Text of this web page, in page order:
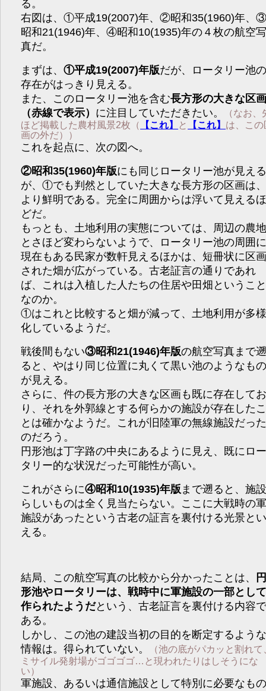
る。
右図は、①平成19(2007)年、②昭和35(1960)年、
昭和21(1946)年、④昭和10(1935)年の４枚の航空
真だ。
まずは、①平成19(2007)年版だが、ロータリー池
存在がはっきり見える。
また、このロータリー池を含む長方形の大きな区
（赤線で表示） に注目していただきたい。
（なお、
ほど掲載した農村風景2枚（
【これ】 と 【これ】 は、この
画の外だ））
これを起点に、次の図へ。
②昭和35(1960)年版にも同じロータリー池が見え
が、①でも判然としていた大きな長方形の区画は
より鮮明である。完全に周囲からは浮いて見える
どだ。
もっとも、土地利用の実態については、周辺の農
とさほど変わらないようで、ロータリー池の周囲
現在もある民家が数軒見えるほかは、短冊状に区
された畑が広がっている。古老証言の通りであれ
ば、これは入植した人たちの住居や田畑というこ
なのか。
①はこれと比較すると畑が減って、土地利用が多
化しているようだ。
戦後間もない③昭和21(1946)年版の航空写真まで
ると、やはり同じ位置に丸くて黒い池のようなも
が見える。
さらに、件の長方形の大きな区画も既に存在して
り、それを外郭線とする何らかの施設が存在した
とは確かなようだ。これが旧陸軍の無線施設だっ
のだろう。
円形池は丁字路の中央にあるように見え、既にロ
タリー的な状況だった可能性が高い。
これがさらに④昭和10(1935)年版 まで遡ると、施
らしいものは全く見当たらない。ここに大戦時の
施設があったという古老の証言を裏付ける光景と
える。
結局、この航空写真の比較から分かったことは、
形池やロータリーは、戦時中に軍施設の一部とし
作られたようだという、古老証言を裏付ける内容
ある。
しかし、この池の建設当初の目的を断定するよう
情報は。得られていない。
（池の底がパカッと割れて
ミサイル発射場がゴゴゴゴ…と現われたりはしそうにな
い）
軍施設、あるいは通信施設として特別に必要なも